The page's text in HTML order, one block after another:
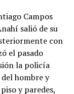
Campos
salió de su
con
el pasado
la policía
hombre y
y paredes,